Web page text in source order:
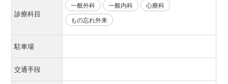
診療科目
一般外科 一般内科
心療科
もの忘れ外来
駐車場
交通手段